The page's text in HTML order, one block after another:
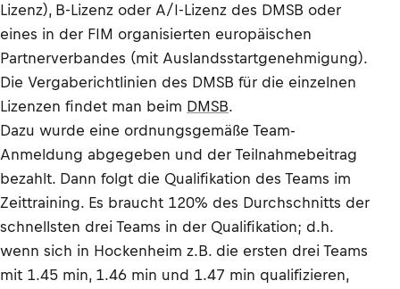
Lizenz), B-Lizenz oder A/I-Lizenz des DMSB oder
eines in der FIM organisierten europäischen
Partnerverbandes (mit Auslandsstartgenehmigung).
Die Vergaberichtlinien des DMSB für die einzelnen
Lizenzen findet man beim DMSB.
Dazu wurde eine ordnungsgemäße Team-
Anmeldung abgegeben und der Teilnahmebeitrag
bezahlt. Dann folgt die Qualifikation des Teams im
Zeittraining. Es braucht 120% des Durchschnitts der
schnellsten drei Teams in der Qualifikation; d.h.
wenn sich in Hockenheim z.B. die ersten drei Teams
mit 1.45 min, 1.46 min und 1.47 min qualifizieren,